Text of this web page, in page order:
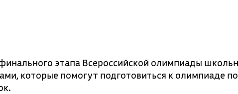
этапа Всероссийской олимпиады
которые помогут подготовиться к олимпиаде